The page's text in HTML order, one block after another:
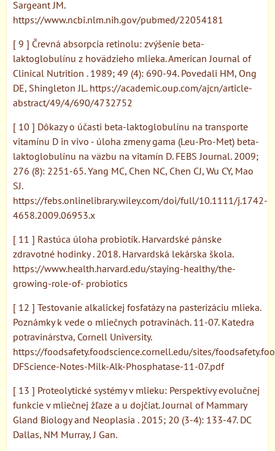
Sargeant JM.
https://www.ncbi.nlm.nih.gov/pubmed/22054181
[ 9 ] Črevná absorpcia retinolu: zvýšenie beta-
laktoglobulínu z hovädzieho mlieka. American Journal of
Clinical Nutrition . 1989; 49 (4): 690-94. Povedali HM, Ong
DE, Shingleton JL. https://academic.oup.com/ajcn/article-
abstract/49/4/690/4732752
[ 10 ] Dôkazy o účasti beta-laktoglobulínu na transporte
vitamínu D in vivo - úloha zmeny gama (Leu-Pro-Met) beta-
laktoglobulínu na väzbu na vitamín D. FEBS Journal. 2009;
276 (8): 2251-65. Yang MC, Chen NC, Chen CJ, Wu CY, Mao
SJ.
https://febs.onlinelibrary.wiley.com/doi/full/10.1111/j.1742-
4658.2009.06953.x
[ 11 ] Rastúca úloha probiotík. Harvardské pánske
zdravotné hodinky . 2018. Harvardská lekárska škola.
https://www.health.harvard.edu/staying-healthy/the-
growing-role-of- probiotics
[ 12 ] Testovanie alkalickej fosfatázy na pasterizáciu mlieka.
Poznámky k vede o mliečnych potravinách. 11-07. Katedra
potravinárstva, Cornell University.
https://foodsafety.foodscience.cornell.edu/sites/
DFScience-Notes-Milk-Alk-Phosphatase-11-07.pdf
[ 13 ] Proteolytické systémy v mlieku: Perspektívy evolučnej
funkcie v mliečnej žľaze a u dojčiat. Journal of Mammary
Gland Biology and Neoplasia . 2015; 20 (3-4): 133-47. DC
Dallas, NM Murray, J Gan.